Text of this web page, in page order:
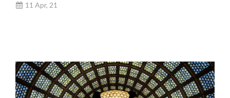
11 Apr, 21